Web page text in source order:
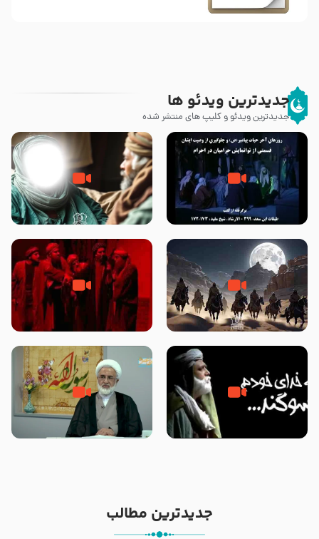
جدیدترین ویدئو ها
جدیدترین ویدئو و کلیپ های منتشر شده
روزهای آخر حیات پیامبر اکرم صلی
الله علیه و آله – قسمتی از
وصیتی که نوشته نشد (حدیث
قرطاس)
‌‌‌‌‌‌‌داستان ترور نافرجام رسول خدا
صلی الله علیه و آله – شهادت
قسمتی از نوا نمایش بیرق ماندگار
بیان توطئه های منافقین پیش از
خطبه حضرت سلمان سه روز پس از
شهادت پیامبر اکرم صلی الله علیه
مادر داعش – حجت الاسلام جباری
جدیدترین مطالب